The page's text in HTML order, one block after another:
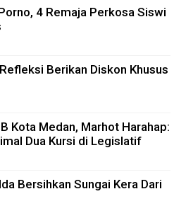
4 Remaja Perkosa Siswi
Berikan Diskon Khusus
Kota Medan, Marhot Harahap:
Dua Kursi di Legislatif
Bersihkan Sungai Kera Dari